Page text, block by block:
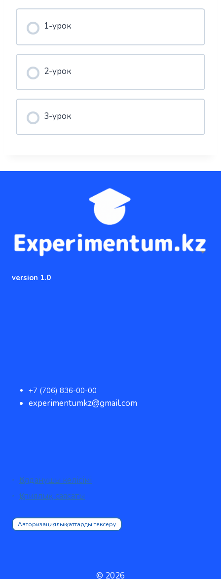
1-урок
2-урок
3-урок
version 1.0
+7 (706) 836-00-00
experimentumkz@gmail.com
Қолданушы келісімі
Құпиялық саясаты
Авторизациялық хаттарды тексеру
© 2026